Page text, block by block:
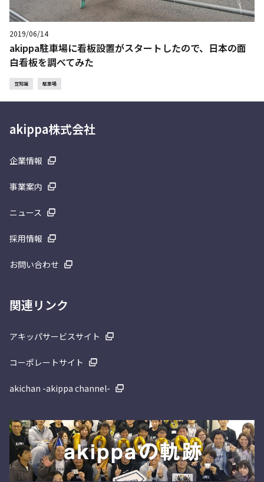
2019/06/14
akippa駐車場に看板設置がスタートしたので、日本の面
白看板を調べてみた
豆知識 駐車場
akippa株式会社
企業情報
事業案内
ニュース
採用情報
お問い合わせ
関連リンク
アキッパサービスサイト
コーポレートサイト
akichan -akippa channel-